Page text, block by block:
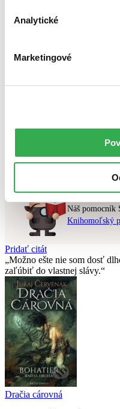
Analytické
Marketingové
Bestsellery
Najdrahšie
Skúste prosím zmeniť
Chcete
Náš pomocník
Knihomoľský
Pridať citát
Možno ešte nie som dosť
zaľúbiť do vlastnej slávy.
Dračia cárovná